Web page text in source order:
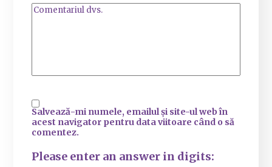
Salvează-mi numele, emailul și site-ul web în
acest navigator pentru data viitoare când o să
comentez.
Please enter an answer in digits: